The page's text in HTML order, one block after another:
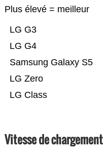
Plus élevé = meilleur
LG Class
LG Zero
Samsung Galaxy S5
LG G4
LG G3
Vitesse de chargement